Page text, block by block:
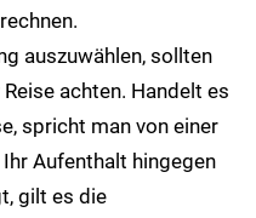
auszuwählen, sollten
achten. Handelt es
spricht man von einer
Aufenthalt hingegen
gilt es die